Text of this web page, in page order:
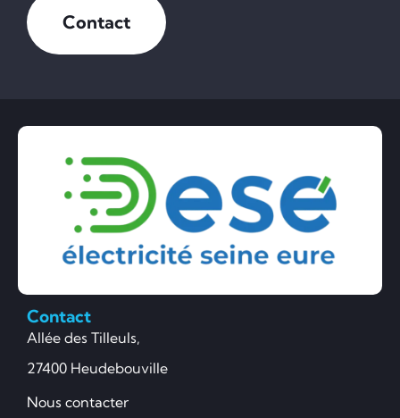
Contact
Contact
Allée des Tilleuls,
27400 Heudebouville
Nous contacter